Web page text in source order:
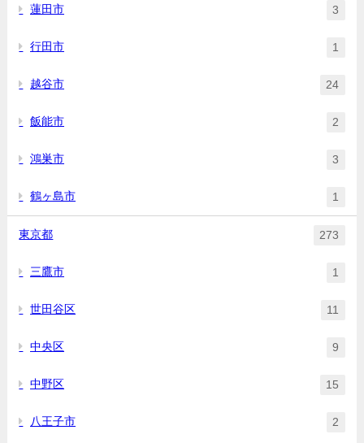
蓮田市 3
行田市 1
越谷市 24
飯能市 2
鴻巣市 3
鶴ヶ島市 1
東京都 273
三鷹市 1
世田谷区 11
中央区 9
中野区 15
八王子市 2